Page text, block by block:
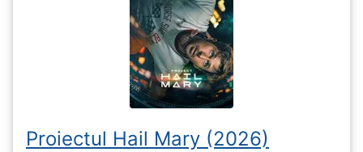
Proiectul Hail Mary (2026)